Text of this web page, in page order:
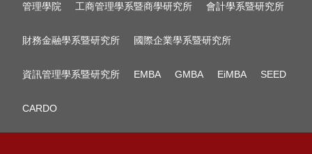
管理學院 工商管理學系暨商學研究所 會計學系暨研究所
財務金融學系暨研究所 國際企業學系暨研究所
資訊管理學系暨研究所 EMBA GMBA EiMBA SEED
CARDO